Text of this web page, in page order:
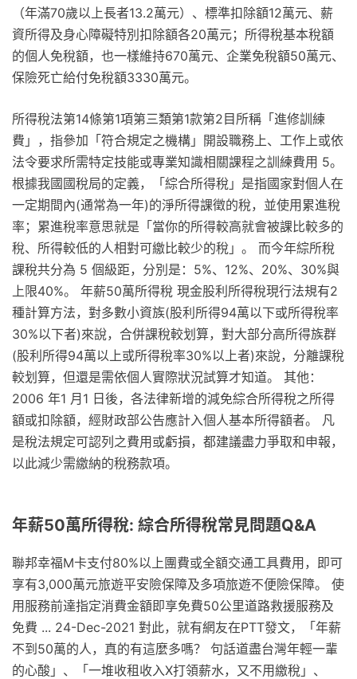
（年滿70歲以上長者13.2萬元）、標準扣除額12萬元、薪
資所得及身心障礙特別扣除額各20萬元；所得稅基本稅額
的個人免稅額，也一樣維持670萬元、企業免稅額50萬元、
保險死亡給付免稅額3330萬元。
所得稅法第14條第1項第三類第1款第2目所稱「進修訓練
費」，指參加「符合規定之機構」開設職務上、工作上或依
法令要求所需特定技能或專業知識相關課程之訓練費用 5。
根據我國國稅局的定義，「綜合所得稅」是指國家對個人在
一定期間內(通常為一年)的淨所得課徵的稅，並使用累進稅
率；累進稅率意思就是「當你的所得較高就會被課比較多的
稅、所得較低的人相對可繳比較少的稅」。 而今年綜所稅
課稅共分為 5 個級距，分別是：5%、12%、20%、30%與
上限40%。 年薪50萬所得稅 現金股利所得稅現行法規有2
種計算方法，對多數小資族(股利所得94萬以下或所得稅率
30%以下者)來說，合併課稅較划算，對大部分高所得族群
(股利所得94萬以上或所得稅率30%以上者)來說，分離課稅
較划算，但還是需依個人實際狀況試算才知道。 其他：
2006 年1 月1 日後，各法律新增的減免綜合所得稅之所得
額或扣除額，經財政部公告應計入個人基本所得額者。 凡
是稅法規定可認列之費用或虧損，都建議盡力爭取和申報，
以此減少需繳納的稅務款項。
年薪50萬所得稅: 綜合所得稅常見問題Q&A
聯邦幸福M卡支付80%以上團費或全額交通工具費用，即可
享有3,000萬元旅遊平安險保障及多項旅遊不便險保障。 使
用服務前達指定消費金額即享免費50公里道路救援服務及
免費 ... 24-Dec-2021 對此，就有網友在PTT發文，「年薪
不到50萬的人，真的有這麼多嗎？ 句話道盡台灣年輕一輩
的心酸」、「一堆收租收入X打領薪水，又不用繳稅」、